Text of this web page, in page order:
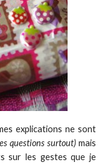
explications ne sont
questions surtout) mais
sur les gestes que je